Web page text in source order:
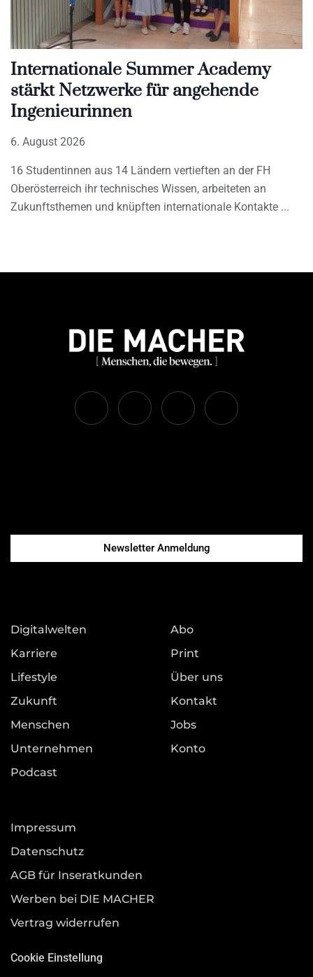
Internationale Summer Academy
stärkt Netzwerke für angehende
Ingenieurinnen
6. August 2026
16 Studentinnen aus 14 Ländern vertieften an der FH
Oberösterreich ihr technisches Wissen, arbeiteten an
Zukunftsthemen und knüpften internationale Kontakte
Newsletter Anmeldung
Digitalwelten
Karriere
Lifestyle
Zukunft
Menschen
Unternehmen
Podcast
Abo
Print
Über uns
Kontakt
Jobs
Konto
Impressum
Datenschutz
AGB für Inseratkunden
Werben bei DIE MACHER
Vertrag widerrufen
Cookie Einstellung